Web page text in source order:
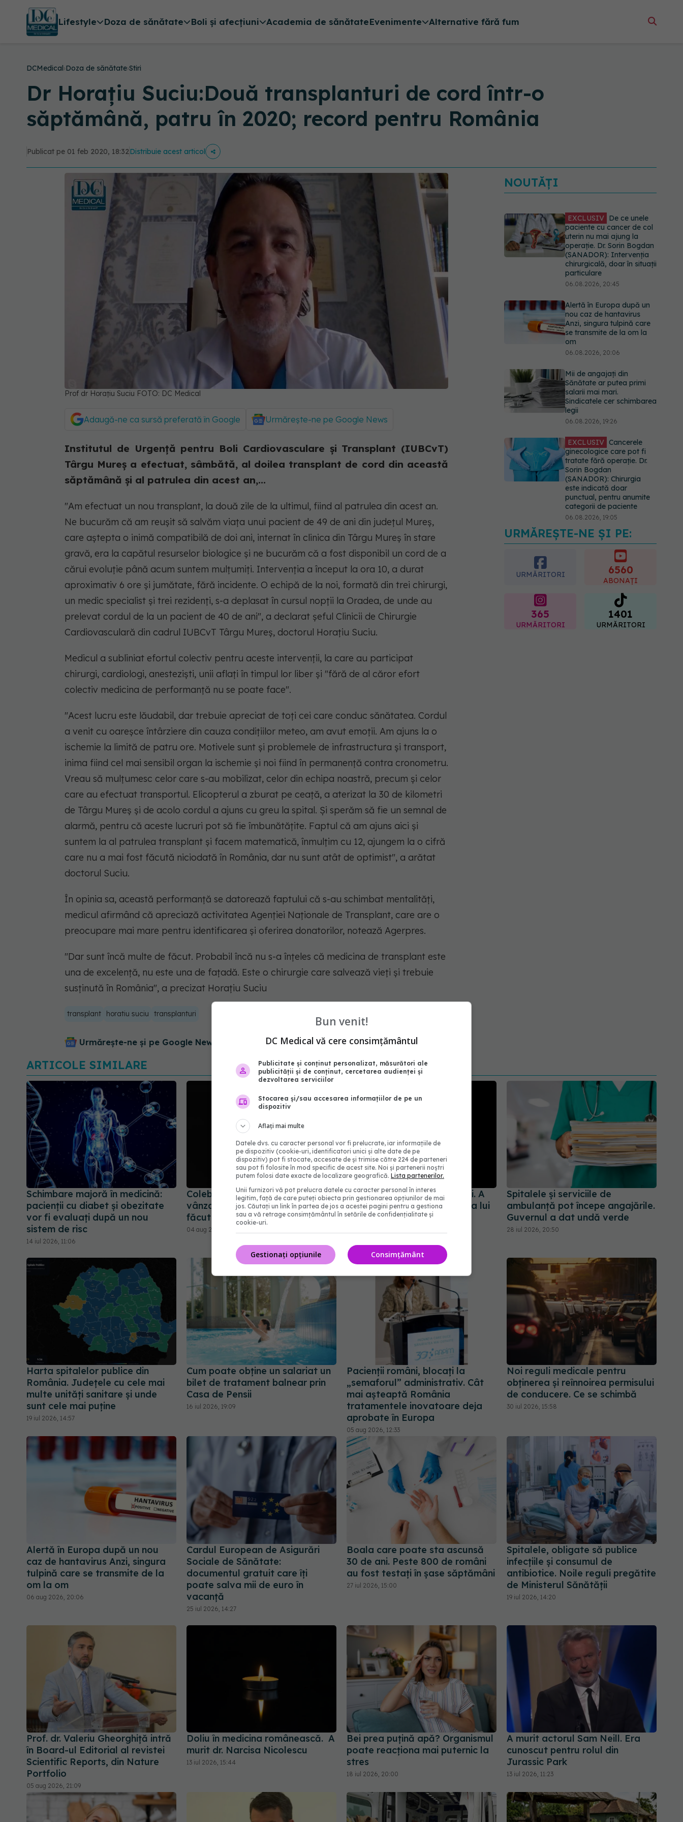
Lifestyle Doza de sănătate Boli și afecțiuni Academia de sănătateEvenimente Alternative fără fum
DCMedical›Doza de sănătate›Stiri
Dr Horaţiu Suciu:Două transplanturi de cord într-o
săptămână, patru în 2020; record pentru România
Publicat pe 01 feb 2020, 18:32Distribuie acest articol
Prof dr Horațiu Suciu FOTO: DC Medical
Adaugă-ne ca sursă preferată în Google Urmărește-ne pe Google News
Institutul de Urgenţă pentru Boli Cardiovasculare şi Transplant (IUBCvT)
Târgu Mureş a efectuat, sâmbătă, al doilea transplant de cord din această
săptămână şi al patrulea din acest an,...
"Am efectuat un nou transplant, la două zile de la ultimul, fiind al patrulea din acest an.
Ne bucurăm că am reuşit să salvăm viaţa unui pacient de 49 de ani din judeţul Mureş,
care aştepta o inimă compatibilă de doi ani, internat în clinica din Târgu Mureş în stare
gravă, era la capătul resurselor biologice şi ne bucurăm că a fost disponibil un cord de a
cărui evoluţie până acum suntem mulţumiţi. Intervenţia a început la ora 10, a durat
aproximativ 6 ore şi jumătate, fără incidente. O echipă de la noi, formată din trei chirurgi,
un medic specialist şi trei rezidenţi, s-a deplasat în cursul nopţii la Oradea, de unde au
prelevat cordul de la un pacient de 40 de ani", a declarat şeful Clinicii de Chirurgie
Cardiovasculară din cadrul IUBCvT Târgu Mureş, doctorul Horaţiu Suciu.
Medicul a subliniat efortul colectiv pentru aceste intervenţii, la care au participat
chirurgi, cardiologi, anestezişti, unii aflaţi în timpul lor liber şi "fără de al căror efort
colectiv medicina de performanţă nu se poate face".
"Acest lucru este lăudabil, dar trebuie apreciat de toţi cei care conduc sănătatea. Cordul
a venit cu oareşce întârziere din cauza condiţiilor meteo, am avut emoţii. Am ajuns la o
ischemie la limită de patru ore. Motivele sunt şi problemele de infrastructura şi transport,
inima fiind cel mai sensibil organ la ischemie şi noi fiind în permanenţă contra cronometru.
Vreau să mulţumesc celor care s-au mobilizat, celor din echipa noastră, precum şi celor
care au efectuat transportul. Elicopterul a zburat pe ceaţă, a aterizat la 30 de kilometri
de Târgu Mureş şi de acolo cordul a ajuns cu greu la spital. Şi sperăm să fie un semnal de
alarmă, pentru că aceste lucruri pot să fie îmbunătăţite. Faptul că am ajuns aici şi
suntem la al patrulea transplant şi facem matematică, înmulţim cu 12, ajungem la o cifră
care nu a mai fost făcută niciodată în România, dar nu sunt atât de optimist", a arătat
doctorul Suciu.
În opinia sa, această performanţă se datorează faptului că s-au schimbat mentalităţi,
medicul afirmând că apreciază activitatea Agenţiei Naţionale de Transplant, care are o
preocupare mai mare pentru identificarea şi oferirea donatorilor, notează Agerpres.
"Dar sunt încă multe de făcut. Probabil încă nu s-a înţeles că medicina de transplant este
una de excelenţă, nu este una de faţadă. Este o chirurgie care salvează vieţi şi trebuie
susţinută în România", a precizat Horaţiu Suciu
transplant horatiu suciu transplanturi
Urmărește-ne și pe Google News - abonează‑te!
NOUTĂȚI
EXCLUSIV De ce unele
paciente cu cancer de col
uterin nu mai ajung la
operație. Dr. Sorin Bogdan
(SANADOR): Intervenția
chirurgicală, doar în situații
particulare
06.08.2026, 20:45
Alertă în Europa după un
nou caz de hantavirus
Anzi, singura tulpină care
se transmite de la om la
om
06.08.2026, 20:06
Mii de angajați din
Sănătate ar putea primi
salarii mai mari.
Sindicatele cer schimbarea
legii
06.08.2026, 19:26
EXCLUSIV Cancerele
ginecologice care pot fi
tratate fără operație. Dr.
Sorin Bogdan
(SANADOR): Chirurgia
este indicată doar
punctual, pentru anumite
categorii de paciente
06.08.2026, 19:05
EXCLUSIV Brahiterapie
vs radioterapie externă în
cancerul ginecologic. Dr.
Sorin Bogdan (SANADOR)
explică diferența și cum
acționează tratamentul
URMĂREȘTE-NE ȘI PE:
URMĂRITORI 6560
ABONAȚI
365
URMĂRITORI
1401
URMĂRITORI
ARTICOLE SIMILARE
Schimbare majoră în medicină:
pacienții cu diabet și obezitate
vor fi evaluați după un nou
sistem de risc
14 iul 2026, 11:06
Colebil și Panzcebil, blocate la
vânzare în România. Anunțul
făcut de Biofarm
04 aug 2026, 19:47
Tragedie în lumea fotbalului. A
murit Franco Baresi, legenda lui
AC Milan
Spitalele și serviciile de
ambulanță pot începe angajările.
Guvernul a dat undă verde
28 iul 2026, 20:50
Harta spitalelor publice din
România. Județele cu cele mai
multe unități sanitare și unde
sunt cele mai puține
19 iul 2026, 14:57
Cum poate obține un salariat un
bilet de tratament balnear prin
Casa de Pensii
16 iul 2026, 19:09
Pacienții români, blocați la
„semaforul” administrativ. Cât
mai așteaptă România
tratamentele inovatoare deja
aprobate în Europa
05 aug 2026, 12:33
Noi reguli medicale pentru
obținerea și reînnoirea permisului
de conducere. Ce se schimbă
30 iul 2026, 15:58
Alertă în Europa după un nou
caz de hantavirus Anzi, singura
tulpină care se transmite de la
om la om
06 aug 2026, 20:06
Cardul European de Asigurări
Sociale de Sănătate:
documentul gratuit care îți
poate salva mii de euro în
vacanță
25 iul 2026, 14:27
Boala care poate sta ascunsă
30 de ani. Peste 800 de români
au fost testați în șase săptămâni
27 iul 2026, 15:00
Spitalele, obligate să publice
infecțiile și consumul de
antibiotice. Noile reguli pregătite
de Ministerul Sănătății
19 iul 2026, 14:20
Prof. dr. Valeriu Gheorghiță intră
în Board-ul Editorial al revistei
Scientific Reports, din Nature
Portfolio
05 aug 2026, 21:09
Doliu în medicina românească. A
murit dr. Narcisa Nicolescu
13 iul 2026, 15:44
Bei prea puțină apă? Organismul
poate reacționa mai puternic la
stres
18 iul 2026, 20:00
A murit actorul Sam Neill. Era
cunoscut pentru rolul din
Jurassic Park
13 iul 2026, 11:23
Bun venit!
DC Medical vă cere consimțământul
Publicitate și conținut personalizat, măsurători ale
publicității și de conținut, cercetarea audienței și
dezvoltarea serviciilor
Stocarea și/sau accesarea informațiilor de pe un
dispozitiv
Aflați mai multe
Datele dvs. cu caracter personal vor fi prelucrate, iar informațiile de
pe dispozitiv (cookie-uri, identificatori unici și alte date de pe
dispozitiv) pot fi stocate, accesate de și trimise către 224 de parteneri
sau pot fi folosite în mod specific de acest site. Noi și partenerii noștri
putem folosi date exacte de localizare geografică. Lista partenerilor.
Unii furnizori vă pot prelucra datele cu caracter personal în interes
legitim, față de care puteți obiecta prin gestionarea opțiunilor de mai
jos. Căutați un link în partea de jos a acestei pagini pentru a gestiona
sau a vă retrage consimțământul în setările de confidențialitate și
cookie-uri.
Consimțământ
Gestionați opțiunile